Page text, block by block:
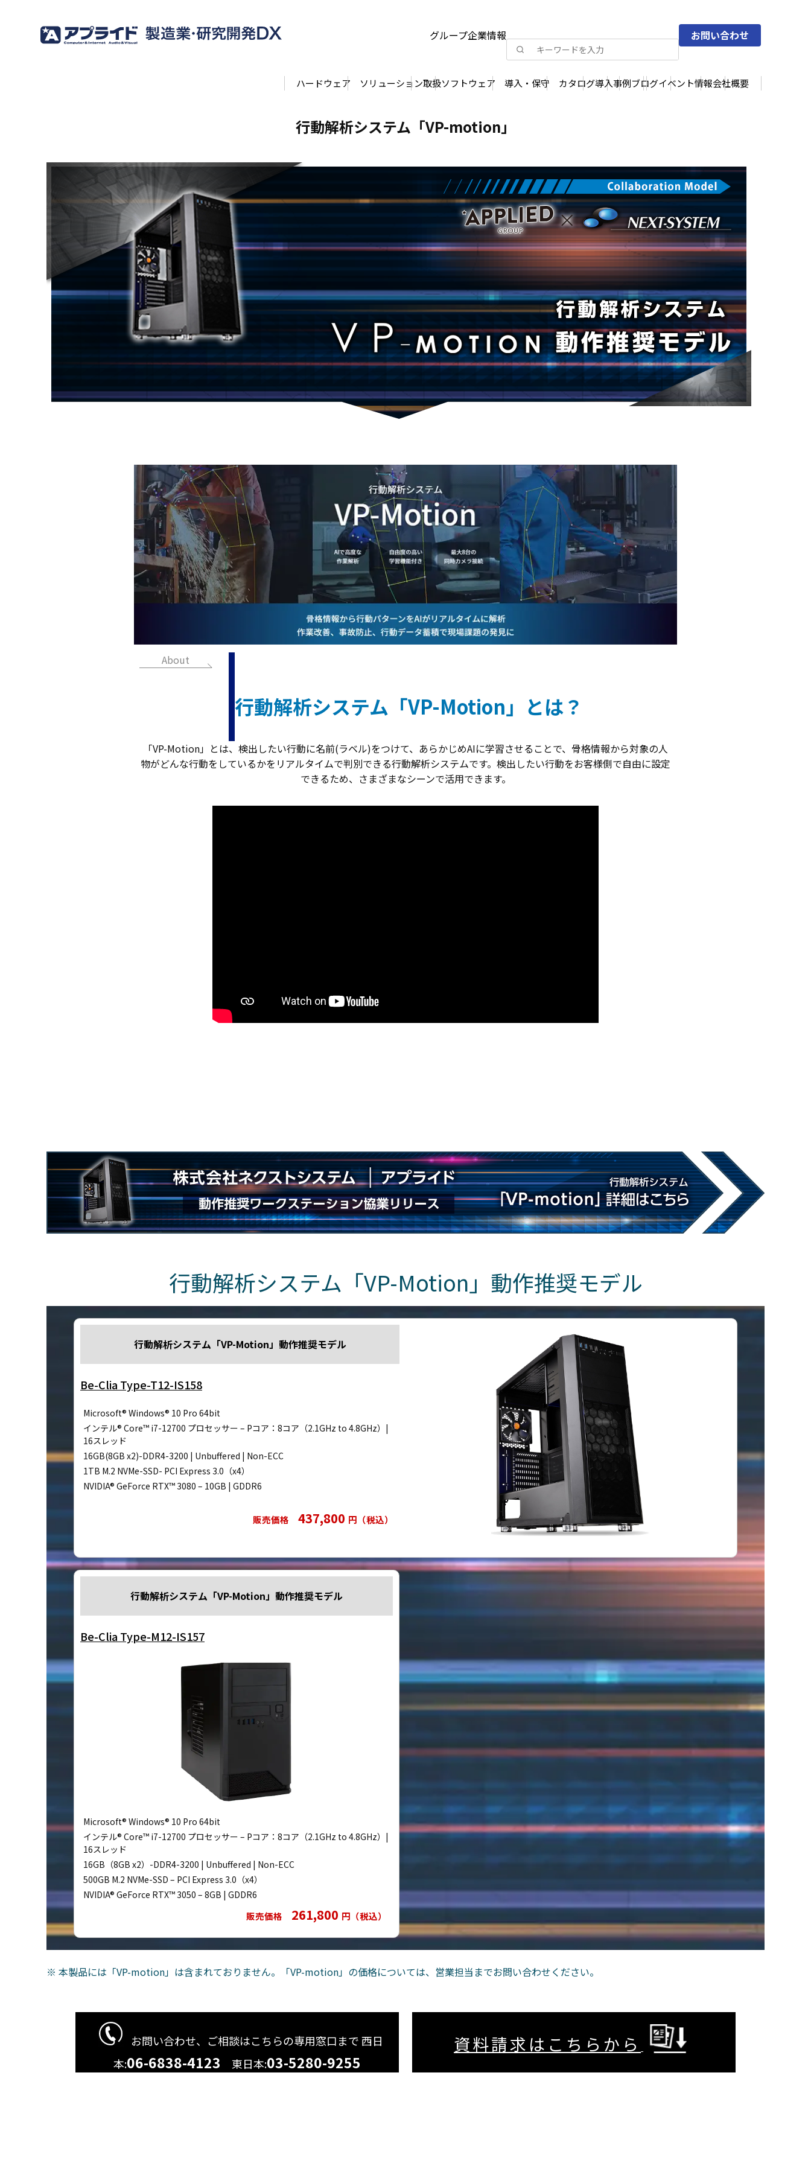
グループ企業情報 お問い合わせ
ハードウェア ソリューション取扱ソフトウェア 導入・保守 カタログ導入事例ブログイベント情報会社概要
行動解析システム「VP-motion」
About
行動解析システム「VP-Motion」とは？
「VP-Motion」とは、検出したい行動に名前(ラベル)をつけて、あらかじめAIに学習させることで、骨格情報から対象の人
物がどんな行動をしているかをリアルタイムで判別できる行動解析システムです。検出したい行動をお客様側で自由に設定
できるため、さまざまなシーンで活用できます。
行動解析システム「VP-Motion」動作推奨モデル
行動解析システム「VP-Motion」動作推奨モデル
Be-Clia Type-T12-IS158
Microsoft® Windows® 10 Pro 64bit
インテル® Core™ i7-12700 プロセッサー – Pコア：8コア（2.1GHz to 4.8GHz）|
16スレッド
16GB(8GB x2)-DDR4-3200 | Unbuffered | Non-ECC
1TB M.2 NVMe-SSD- PCI Express 3.0（x4）
NVIDIA® GeForce RTX™ 3080 – 10GB | GDDR6
販売価格 437,800 円（税込）
行動解析システム「VP-Motion」動作推奨モデル
Be-Clia Type-M12-IS157
Microsoft® Windows® 10 Pro 64bit
インテル® Core™ i7-12700 プロセッサー – Pコア：8コア（2.1GHz to 4.8GHz）|
16スレッド
16GB（8GB x2）-DDR4-3200 | Unbuffered | Non-ECC
500GB M.2 NVMe-SSD – PCI Express 3.0（x4）
NVIDIA® GeForce RTX™ 3050 – 8GB | GDDR6
販売価格 261,800 円（税込）
※ 本製品には「VP-motion」は含まれておりません。「VP-motion」の価格については、営業担当までお問い合わせください。
お問い合わせ、ご相談はこちらの専用窓口まで西日
本:06-6838-4123 東日本:03-5280-9255
資料請求はこちらから